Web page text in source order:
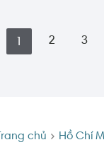
1 2 3
Trang chủ Hồ Chí